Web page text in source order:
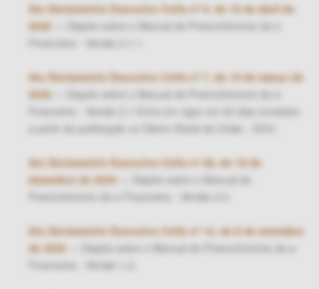
Ato Declaratório Executivo Cofis nº 9, de 16 de abril de
2026 — Dispõe sobre o Manual de Preenchimento da e-
Financeira - Versão 2.1.1
Ato Declaratório Executivo Cofis nº 7, de 19 de março de
2026 — Dispõe sobre o Manual de Preenchimento da e-
Financeira - Versão 2.1 Entra em vigor em 30 dias contados
a partir da publicação no Diário Oficial da União - DOU.
Ato Declaratório Executivo Cofis nº 28, de 19 de
dezembro de 2025 — Dispõe sobre o Manual de
Preenchimento da e-Financeira - Versão 2.0.
Ato Declaratório Executivo Cofis nº 12, de 8 de setembro
de 2025 — Dispõe sobre o Manual de Preenchimento da e-
Financeira - Versão 1.2.